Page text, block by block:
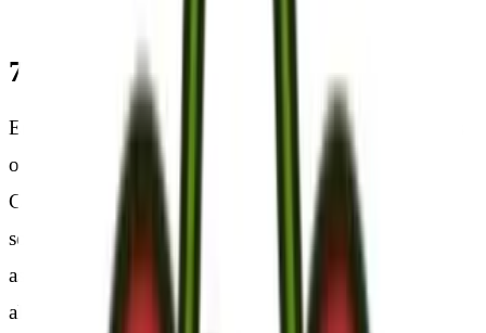
7. Enlaces
En el caso de que en el sitio web se dispusiesen enlaces
o hipervínculos hacia otros sitios de Internet,
CERECILLA, S.L. no ejercerá ningún tipo de control
sobre dichos sitios y contenidos. En ningún caso
asumirá responsabilidad alguna por los contenidos de
algún enlace perteneciente a un sitio web ajeno, ni